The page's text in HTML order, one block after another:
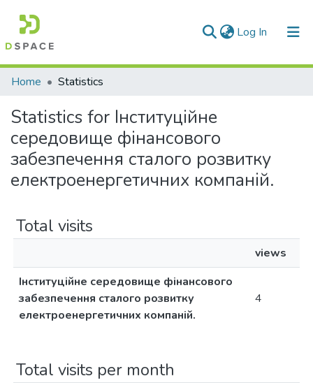
Log In (current)
Communities & Collections
All of DSpace
Home Statistics
Statistics for Інституційне
середовище фінансового
забезпечення сталого розвитку
електроенергетичних компаній.
Total visits
views
Інституційне середовище фінансового
забезпечення сталого розвитку
електроенергетичних компаній.
4
Total visits per month